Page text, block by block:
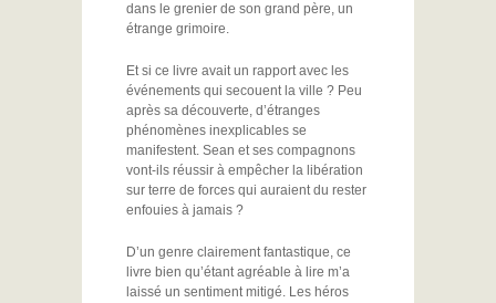
dans le grenier de son grand père, un
étrange grimoire.
Et si ce livre avait un rapport avec les
événements qui secouent la ville ? Peu
après sa découverte, d’étranges
phénomènes inexplicables se
manifestent. Sean et ses compagnons
vont-ils réussir à empêcher la libération
sur terre de forces qui auraient du rester
enfouies à jamais ?
D’un genre clairement fantastique, ce
livre bien qu’étant agréable à lire m’a
laissé un sentiment mitigé. Les héros